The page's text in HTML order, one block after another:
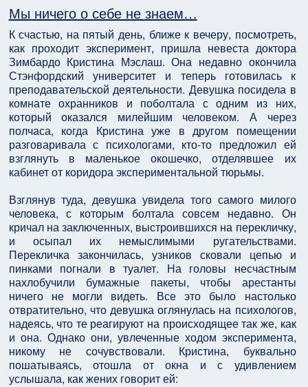
Мы ничего о себе не знаем…
К счастью, на пятый день, ближе к вечеру, посмотреть,
как проходит эксперимент, пришла невеста доктора
Зимбардо Кристина Мэслаш. Она недавно окончила
Стэнфордский университет и теперь готовилась к
преподавательской деятельности. Девушка посидела в
комнате охранников и поболтала с одним из них,
который оказался милейшим человеком. А через
полчаса, когда Кристина уже в другом помещении
разговаривала с психологами, кто-то предложил ей
взглянуть в маленькое окошечко, отделявшее их
кабинет от коридора экспериментальной тюрьмы.
Взглянув туда, девушка увидела того самого милого
человека, с которым болтала совсем недавно. Он
кричал на заключенных, выстроившихся на перекличку,
и осыпал их немыслимыми ругательствами.
Перекличка закончилась, узников сковали цепью и
пинками погнали в туалет. На головы несчастным
нахлобучили бумажные пакеты, чтобы арестанты
ничего не могли видеть. Все это было настолько
отвратительно, что девушка оглянулась на психологов,
надеясь, что те реагируют на происходящее так же, как
и она. Однако они, увлеченные ходом эксперимента,
никому не сочувствовали. Кристина, буквально
пошатываясь, отошла от окна и с удивлением
услышала, как жених говорит ей: